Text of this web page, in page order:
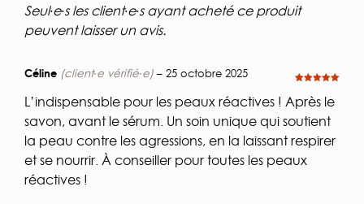
basé sur
notations client
Seul·e·s les client·e·s ayant acheté ce produit
peuvent laisser un avis.
Céline (client·e vérifié·e) – 25 octobre 2025
L’indispensable pour les peaux réactives ! Après le
savon, avant le sérum. Un soin unique qui soutient
la peau contre les agressions, en la laissant respirer
et se nourrir. À conseiller pour toutes les peaux
réactives !